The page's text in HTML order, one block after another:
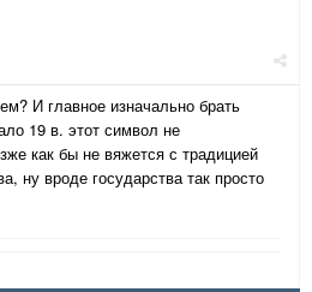
И главное изначально брать
19 в. этот символ не
как бы не вяжется с традицией
ну вроде государства так просто